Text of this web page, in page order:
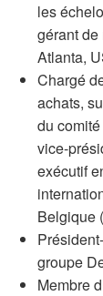
les
gérant
Atlanta,
Chargé
achats,
du
vice-
exécutif
Belgique
groupe
Membre